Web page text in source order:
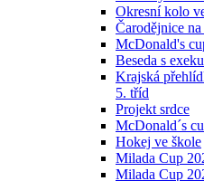
Okresní kolo
Čarodějnice
McDonald's
Beseda s
Krajská
5. tříd
Projekt srdce
McDonald´s
Hokej ve škole
Milada Cup
Milada Cup